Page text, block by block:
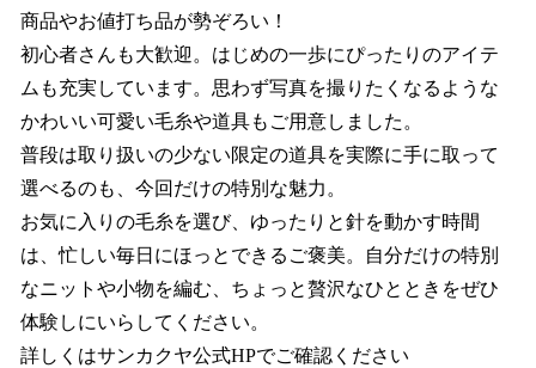
商品やお値打ち品が勢ぞろい！
初心者さんも大歓迎。はじめの一歩にぴったりのアイテ
ムも充実しています。思わず写真を撮りたくなるような
かわいい可愛い毛糸や道具もご用意しました。
普段は取り扱いの少ない限定の道具を実際に手に取って
選べるのも、今回だけの特別な魅力。
お気に入りの毛糸を選び、ゆったりと針を動かす時間
は、忙しい毎日にほっとできるご褒美。自分だけの特別
なニットや小物を編む、ちょっと贅沢なひとときをぜひ
体験しにいらしてください。
詳しくはサンカクヤ公式HPでご確認ください